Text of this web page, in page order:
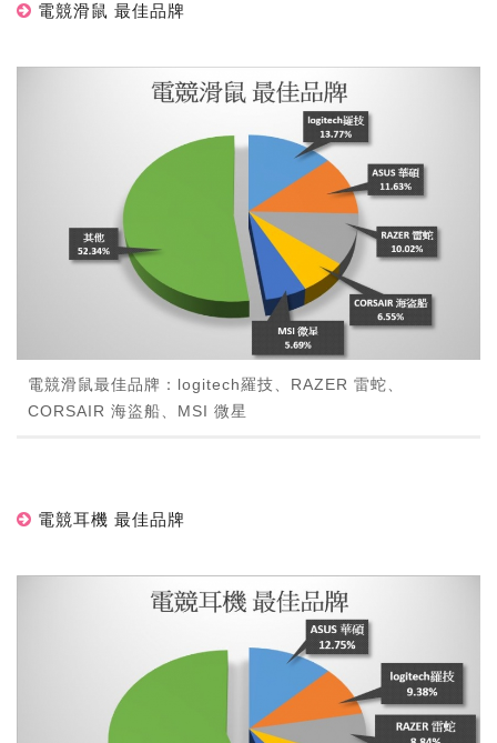
電競滑鼠 最佳品牌
電競滑鼠最佳品牌：logitech羅技、RAZER 雷蛇、
CORSAIR 海盜船、MSI 微星
電競耳機 最佳品牌